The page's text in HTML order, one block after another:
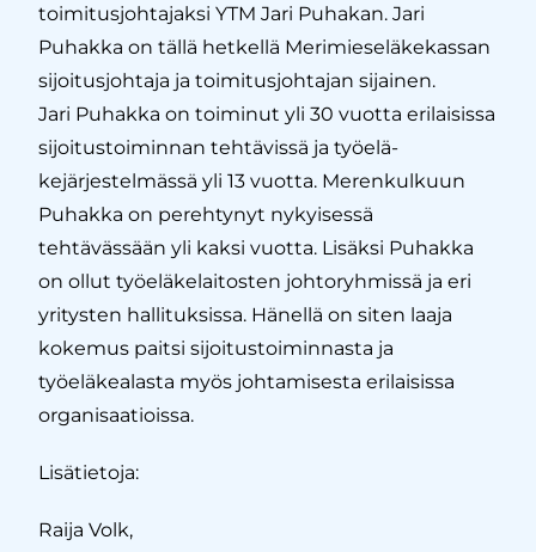
toimitusjohtajaksi YTM Jari Puhakan. Jari
Puhakka on tällä hetkellä Merimieseläkekassan
sijoitusjohtaja ja toimitusjohtajan sijainen.
Jari Puhakka on toiminut yli 30 vuotta erilaisissa
sijoitustoiminnan tehtävissä ja työelä-
kejärjestelmässä yli 13 vuotta. Merenkulkuun
Puhakka on perehtynyt nykyisessä
tehtävässään yli kaksi vuotta. Lisäksi Puhakka
on ollut työeläkelaitosten johtoryhmissä ja eri
yritysten hallituksissa. Hänellä on siten laaja
kokemus paitsi sijoitustoiminnasta ja
työeläkealasta myös johtamisesta erilaisissa
organisaatioissa.
Lisätietoja:
Raija Volk,